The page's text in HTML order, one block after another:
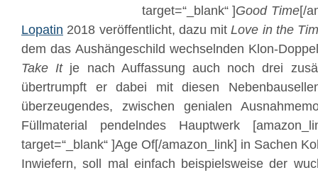
target=“_blank“ ]Good Time[/
Lopatin 2018 veröffentlicht, dazu mitLove in the
dem das Aushängeschild wechselnden Klon-
Take Itje nach Auffassung auch noch drei
übertrumpft er dabei mit diesen
überzeugendes, zwischen genialen
Füllmaterial pendelndes Hauptwerk
target=“_blank“ ]Age Of[/amazon_link] in Sachen
Inwiefern, soll mal einfach beispielsweise der